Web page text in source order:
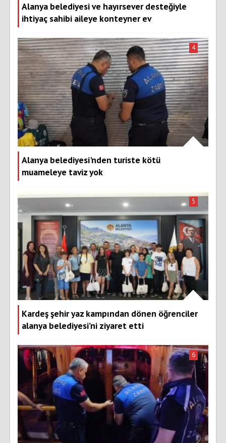
Alanya belediyesi ve hayırsever desteğiyle
ihtiyaç sahibi aileye konteyner ev
Alanya belediyesi'nden turiste kötü
muameleye taviz yok
4
Kardeş şehir yaz kampından dönen öğrenciler
alanya belediyesi’ni ziyaret etti
5
6